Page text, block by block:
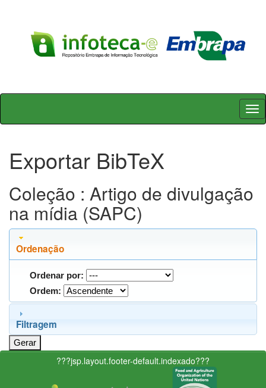
Skip
Exportar BibTeX
Coleção : Artigo de divulgação
na mídia (SAPC)
Ordenação
Ordenar por:
Ordem:
Filtragem
???jsp.layout.footer-default.indexado???